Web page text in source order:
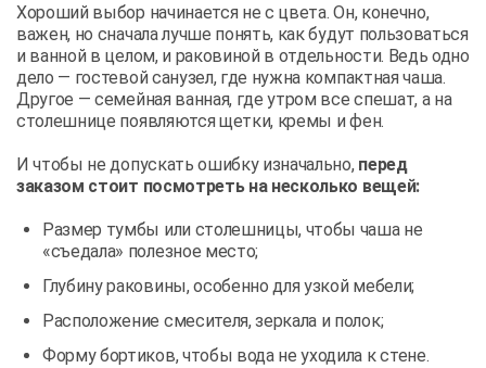
Хороший выбор начинается не с цвета. Он, конечно,
важен, но сначала лучше понять, как будут пользоваться
и ванной в целом, и раковиной в отдельности. Ведь одно
дело — гостевой санузел, где нужна компактная чаша.
Другое — семейная ванная, где утром все спешат, а на
столешнице появляются щетки, кремы и фен.
И чтобы не допускать ошибку изначально, перед
заказом стоит посмотреть на несколько вещей:
Размер тумбы или столешницы, чтобы чаша не
«съедала» полезное место;
Глубину раковины, особенно для узкой мебели;
Расположение смесителя, зеркала и полок;
Форму бортиков, чтобы вода не уходила к стене.